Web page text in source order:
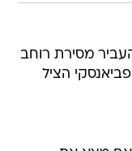
העביר מסירת רוחב
הציל